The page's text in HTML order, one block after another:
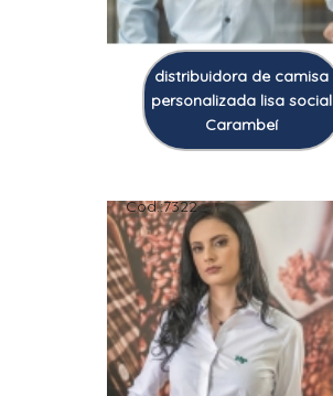
distribuidora de camisa
personalizada lisa social
Carambeí
Cod.:7322